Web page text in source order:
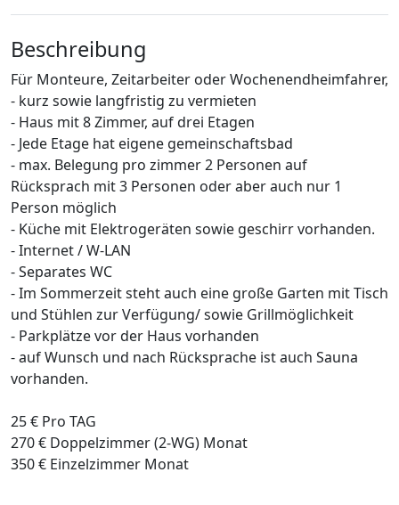
Beschreibung
Für Monteure, Zeitarbeiter oder Wochenendheimfahrer,
- kurz sowie langfristig zu vermieten
- Haus mit 8 Zimmer, auf drei Etagen
- Jede Etage hat eigene gemeinschaftsbad
- max. Belegung pro zimmer 2 Personen auf
Rücksprach mit 3 Personen oder aber auch nur 1
Person möglich
- Küche mit Elektrogeräten sowie geschirr vorhanden.
- Internet / W-LAN
- Separates WC
- Im Sommerzeit steht auch eine große Garten mit Tisch
und Stühlen zur Verfügung/ sowie Grillmöglichkeit
- Parkplätze vor der Haus vorhanden
- auf Wunsch und nach Rücksprache ist auch Sauna
vorhanden.
25 € Pro TAG
270 € Doppelzimmer (2-WG) Monat
350 € Einzelzimmer Monat